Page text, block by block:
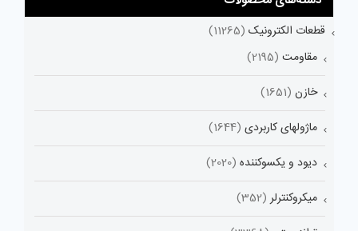
قطعات الکترونیک (11265)
مقاومت (2195)
خازن (1651)
ماژولهای کاربردی (1644)
دیود و یکسوکننده (2020)
میکروکنترلر (352)